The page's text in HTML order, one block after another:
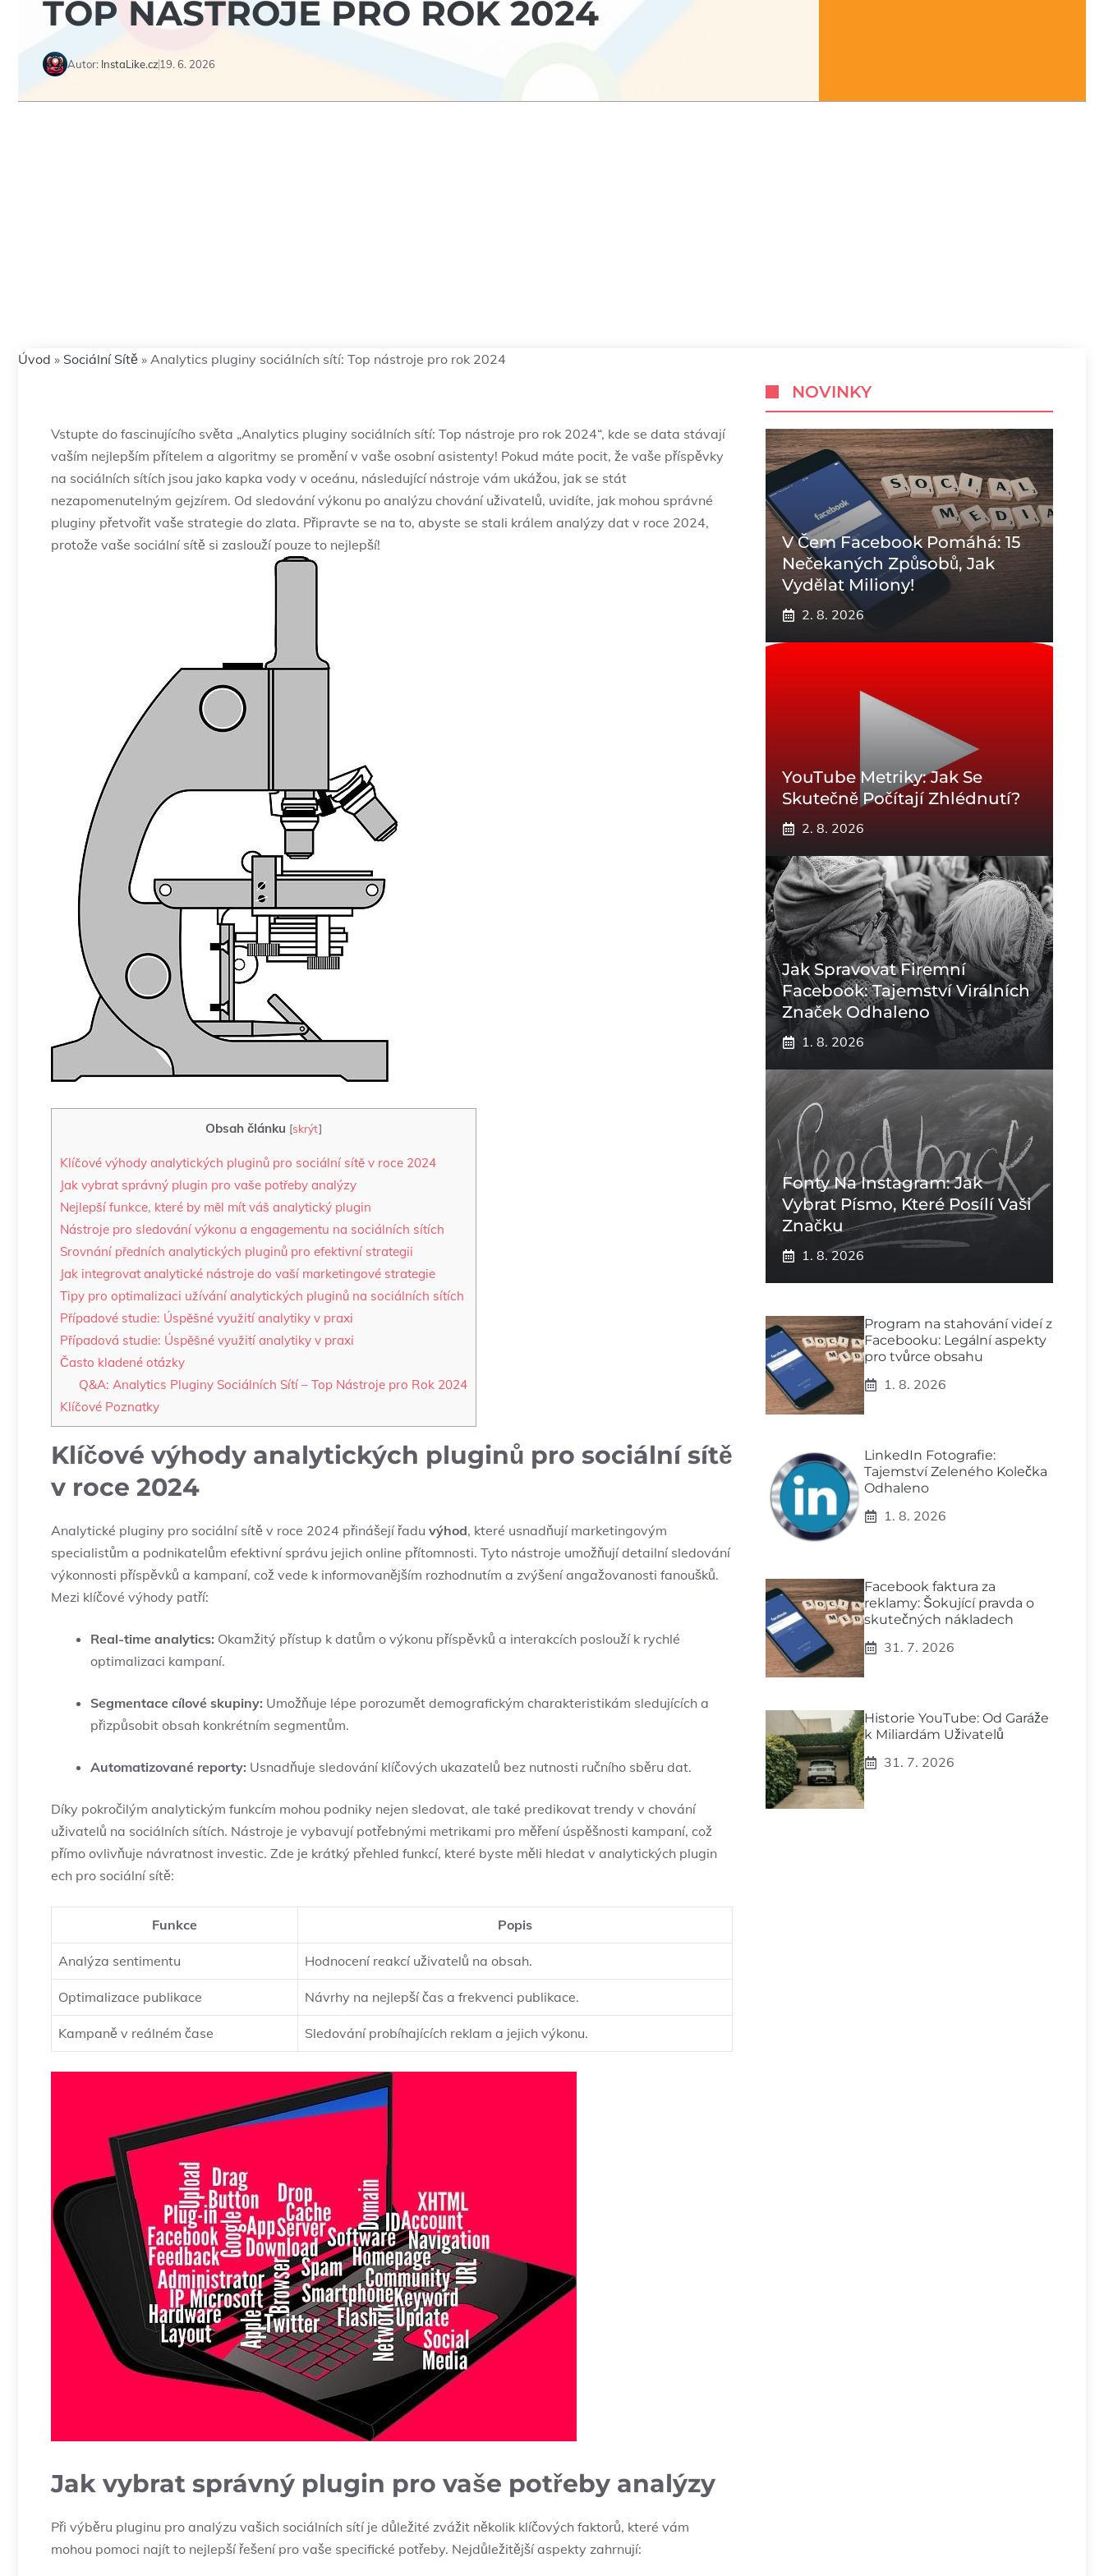
TOP NÁSTROJE PRO ROK 2024
Autor: InstaLike.cz 19. 6. 2026
Úvod » Sociální Sítě » Analytics pluginy sociálních sítí: Top nástroje pro rok 2024
Vstupte do fascinujícího světa „Analytics ‌pluginy⁤ sociálních sítí:⁣ Top nástroje pro rok 2024“, kde se data stávají
vaším nejlepším přítelem a algoritmy se promění v vaše osobní asistenty! Pokud ​máte⁤ pocit, ‍že ​vaše příspěvky
na sociálních⁢ sítích jsou jako ⁢kapka vody v oceánu, následující nástroje vám ukážou, jak se stát
nezapomenutelným gejzírem. Od‍ sledování výkonu po analýzu chování⁤ uživatelů, uvidíte, jak mohou správné
pluginy přetvořit vaše strategie do zlata.⁢ Připravte ⁣se na to, abyste se ​stali králem analýzy dat ⁢v roce 2024,
protože vaše sociální sítě si zaslouží pouze to nejlepší!
Obsah článku [skrýt]
Klíčové výhody analytických pluginů​ pro sociální sítě⁤ v roce 2024
Jak vybrat správný plugin pro vaše potřeby analýzy
Nejlepší funkce, které ⁢by měl mít váš ‍analytický ​plugin
Nástroje pro ⁣sledování výkonu ⁣a engagementu na sociálních sítích
Srovnání předních analytických ‍pluginů pro efektivní ‍strategii
Jak ‍integrovat analytické nástroje do vaší marketingové strategie
Tipy pro optimalizaci užívání analytických pluginů na sociálních sítích
Případové studie: Úspěšné využití analytiky v praxi
Případová studie: Úspěšné využití analytiky v praxi
Často kladené otázky
Q&A: ⁢Analytics Pluginy Sociálních Sítí – Top Nástroje pro Rok 2024
Klíčové Poznatky
Klíčové výhody analytických pluginů​ pro sociální sítě⁤
v roce 2024
Analytické pluginy ‍pro sociální sítě v roce 2024 přinášejí řadu výhod, které⁢ usnadňují marketingovým
specialistům a podnikatelům efektivní správu ⁢jejich ⁤online přítomnosti. Tyto nástroje umožňují detailní ‌sledování
výkonnosti příspěvků a​ kampaní, což vede k informovanějším rozhodnutím a zvýšení angažovanosti fanoušků.
Mezi klíčové výhody ⁢patří:
Real-time⁤ analytics: Okamžitý přístup k datům ​o výkonu příspěvků a interakcích poslouží ‍k‍ rychlé
optimalizaci ⁢kampaní.
Segmentace cílové⁤ skupiny: Umožňuje lépe ⁤porozumět demografickým charakteristikám sledujících a
přizpůsobit obsah konkrétním segmentům.
Automatizované reporty: Usnadňuje sledování klíčových ukazatelů bez nutnosti ručního sběru dat.
Díky pokročilým analytickým funkcím mohou podniky nejen sledovat, ale také predikovat trendy v chování
‍uživatelů na sociálních sítích. Nástroje je vybavují potřebnými metrikami pro měření úspěšnosti kampaní, což
přímo ovlivňuje návratnost investic. Zde je krátký přehled⁤ funkcí, které ⁤byste měli hledat v analytických plugin
ech⁤ pro sociální sítě:
Funkce Popis
Analýza sentimentu Hodnocení reakcí uživatelů na ⁤obsah.
Optimalizace ​publikace Návrhy na​ nejlepší čas‍ a‌ frekvenci publikace.
Kampaně v reálném čase Sledování probíhajících reklam⁤ a jejich výkonu.
Jak vybrat správný plugin pro vaše potřeby analýzy
Při výběru pluginu pro analýzu vašich sociálních sítí je důležité zvážit několik klíčových faktorů, ‍které vám⁢
mohou pomoci najít to nejlepší ⁤řešení pro ⁣vaše specifické potřeby. Nejdůležitější aspekty⁣ zahrnují:
NOVINKY
V Čem Facebook Pomáhá: 15
Nečekaných Způsobů, Jak
Vydělat Miliony!
2. 8. 2026
YouTube Metriky: Jak Se
Skutečně Počítají Zhlédnutí?
2. 8. 2026
Jak Spravovat Firemní
Facebook: Tajemství Virálních
Značek Odhaleno
1. 8. 2026
Fonty Na Instagram: Jak
Vybrat Písmo, Které Posílí Vaši
Značku
1. 8. 2026
Program na stahování videí z
Facebooku: Legální aspekty
pro tvůrce obsahu
1. 8. 2026
LinkedIn Fotografie:
Tajemství Zeleného Kolečka
Odhaleno
1. 8. 2026
Facebook faktura za
reklamy: Šokující pravda o
skutečných nákladech
31. 7. 2026
Historie YouTube: Od Garáže
k Miliardám Uživatelů
31. 7. 2026